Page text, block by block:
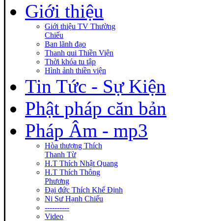
Giới thiệu
Giới thiệu TV Thường
Chiếu
Ban lãnh đạo
Thanh qui Thiền Viện
Thời khóa tu tập
Hình ảnh thiền viện
Tin Tức - Sự Kiện
Phật pháp căn bản
Pháp Âm - mp3
Hòa thượng Thích
Thanh Từ
H.T Thích Nhật Quang
H.T Thích Thông
Phương
Đại đức Thích Khế Định
Ni Sư Hạnh Chiếu
----------
Video